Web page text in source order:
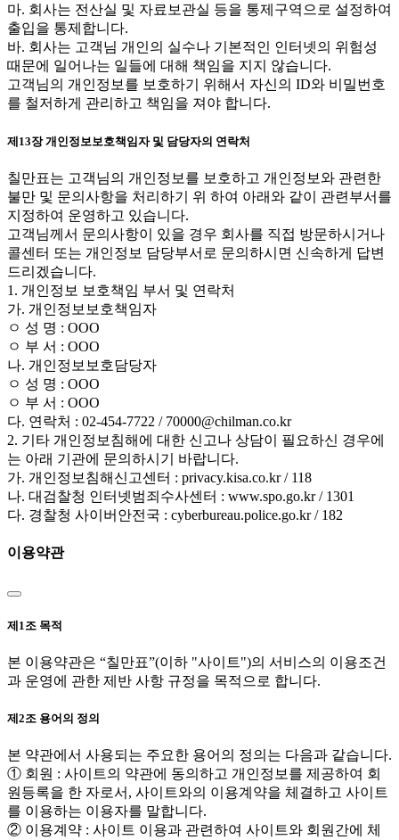
마. 회사는 전산실 및 자료보관실 등을 통제구역으로 설정하여
출입을 통제합니다.
바. 회사는 고객님 개인의 실수나 기본적인 인터넷의 위험성
때문에 일어나는 일들에 대해 책임을 지지 않습니다.
고객님의 개인정보를 보호하기 위해서 자신의 ID와 비밀번호
를 철저하게 관리하고 책임을 져야 합니다.
제13장 개인정보보호책임자 및 담당자의 연락처
칠만표는 고객님의 개인정보를 보호하고 개인정보와 관련한
불만 및 문의사항을 처리하기 위 하여 아래와 같이 관련부서를
지정하여 운영하고 있습니다.
고객님께서 문의사항이 있을 경우 회사를 직접 방문하시거나
콜센터 또는 개인정보 담당부서로 문의하시면 신속하게 답변
드리겠습니다.
1. 개인정보 보호책임 부서 및 연락처
가. 개인정보보호책임자
ㅇ 성 명 : OOO
ㅇ 부 서 : OOO
나. 개인정보보호담당자
ㅇ 성 명 : OOO
ㅇ 부 서 : OOO
다. 연락처 : 02-454-7722 / 70000@chilman.co.kr
2. 기타 개인정보침해에 대한 신고나 상담이 필요하신 경우에
는 아래 기관에 문의하시기 바랍니다.
가. 개인정보침해신고센터 : privacy.kisa.co.kr / 118
나. 대검찰청 인터넷범죄수사센터 : www.spo.go.kr / 1301
다. 경찰청 사이버안전국 : cyberbureau.police.go.kr / 182
이용약관
제1조 목적
본 이용약관은 “칠만표”(이하 "사이트")의 서비스의 이용조건
과 운영에 관한 제반 사항 규정을 목적으로 합니다.
제2조 용어의 정의
본 약관에서 사용되는 주요한 용어의 정의는 다음과 같습니다.
① 회원 : 사이트의 약관에 동의하고 개인정보를 제공하여 회
원등록을 한 자로서, 사이트와의 이용계약을 체결하고 사이트
를 이용하는 이용자를 말합니다.
② 이용계약 : 사이트 이용과 관련하여 사이트와 회원간에 체